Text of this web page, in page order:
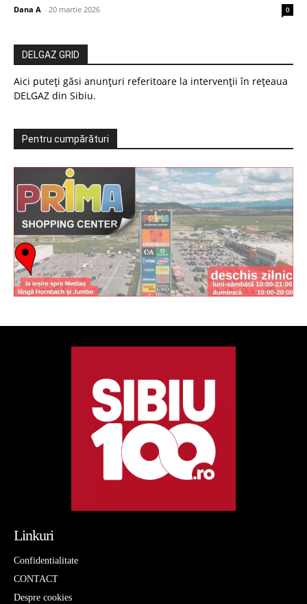
Dana A - 20 martie 2026 0
DELGAZ GRID
Aici puteți găsi anunțuri referitoare la intervenții în rețeaua
DELGAZ din Sibiu.
Pentru cumpărături
Linkuri
Confidentialitate
CONTACT
Despre cookies